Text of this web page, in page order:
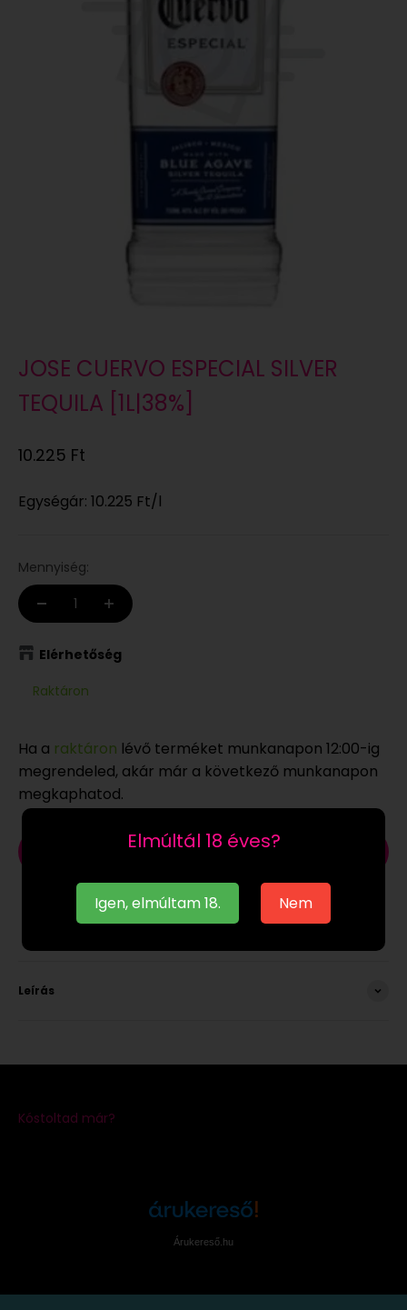
Elmúltál 18 éves?
Igen, elmúltam 18. Nem
JOSE CUERVO ESPECIAL SILVER
TEQUILA [1L|38%]
Eladási ár
10.225 Ft
Egységár: 10.225 Ft/l
Mennyiség:
Elérhetőség
Raktáron
Ha a raktáron lévő terméket munkanapon 12:00-ig
megrendeled, akár már a következő munkanapon
megkaphatod.
Kosárba
Leírás
Árukereső.hu